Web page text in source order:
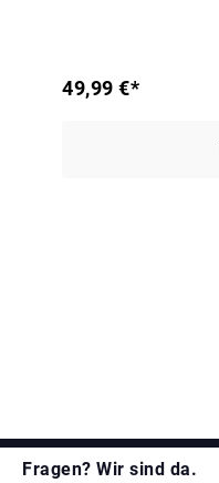
49,99 €*
Fragen? Wir sind da.